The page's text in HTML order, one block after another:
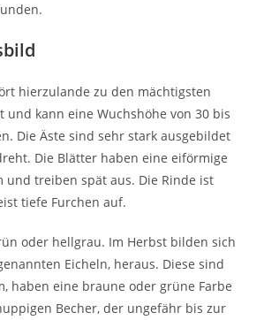
hierzulande zu den mächtigsten
und kann eine Wuchshöhe von 30 bis
Die Äste sind sehr stark ausgebildet
Die Blätter haben eine eiförmige
und treiben spät aus. Die Rinde ist
tiefe Furchen auf.
oder hellgrau. Im Herbst bilden sich
Eicheln, heraus. Diese sind
haben eine braune oder grüne Farbe
Becher, der ungefähr bis zur